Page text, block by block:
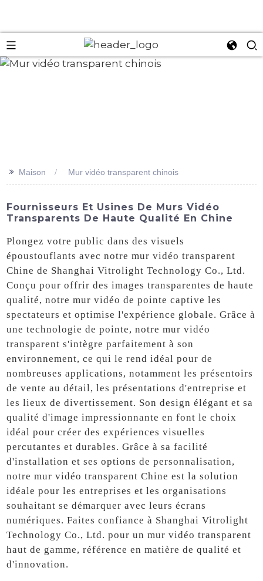
>> Maison Mur vidéo transparent chinois
Fournisseurs Et Usines De Murs Vidéo
Transparents De Haute Qualité En Chine
Plongez votre public dans des visuels
époustouflants avec notre mur vidéo transparent
Chine de Shanghai Vitrolight Technology Co., Ltd.
Conçu pour offrir des images transparentes de haute
qualité, notre mur vidéo de pointe captive les
spectateurs et optimise l'expérience globale. Grâce à
une technologie de pointe, notre mur vidéo
transparent s'intègre parfaitement à son
environnement, ce qui le rend idéal pour de
nombreuses applications, notamment les présentoirs
de vente au détail, les présentations d'entreprise et
les lieux de divertissement. Son design élégant et sa
qualité d'image impressionnante en font le choix
idéal pour créer des expériences visuelles
percutantes et durables. Grâce à sa facilité
d'installation et ses options de personnalisation,
notre mur vidéo transparent Chine est la solution
idéale pour les entreprises et les organisations
souhaitant se démarquer avec leurs écrans
numériques. Faites confiance à Shanghai Vitrolight
Technology Co., Ltd. pour un mur vidéo transparent
haut de gamme, référence en matière de qualité et
d'innovation.